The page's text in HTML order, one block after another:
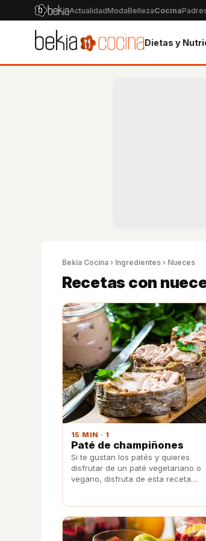
ActualidadModaBellezaCocina
Dietas y
Bekia Cocina › Ingredientes › Nueces
Recetas con
15 MIN · 1
Paté de champiñones
Si te gustan los patés y quieres
disfrutar de un paté vegetariano o
vegano, disfruta de esta receta